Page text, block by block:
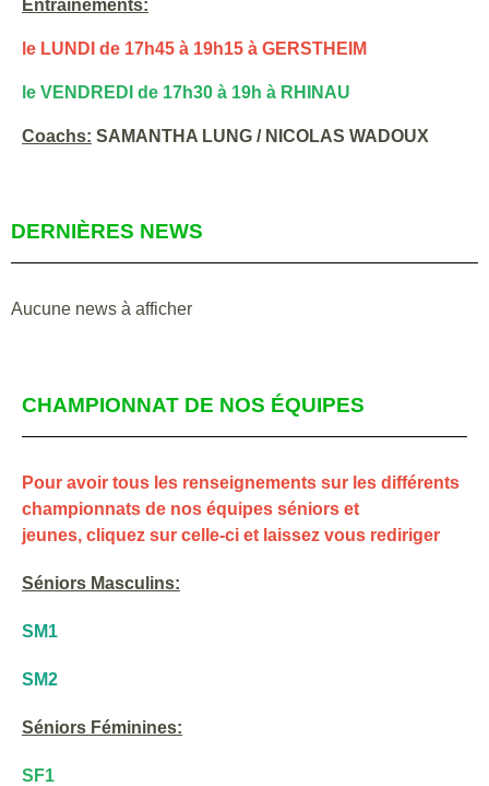
Entrainements:
le LUNDI de 17h45 à 19h15 à GERSTHEIM
le VENDREDI de 17h30 à 19h à RHINAU
Coachs: SAMANTHA LUNG / NICOLAS WADOUX
DERNIÈRES NEWS
Aucune news à afficher
CHAMPIONNAT DE NOS ÉQUIPES
Pour avoir tous les renseignements sur les différents
championnats de nos équipes séniors et
jeunes, cliquez sur celle-ci et laissez vous rediriger
Séniors Masculins:
SM1
SM2
Séniors Féminines:
SF1